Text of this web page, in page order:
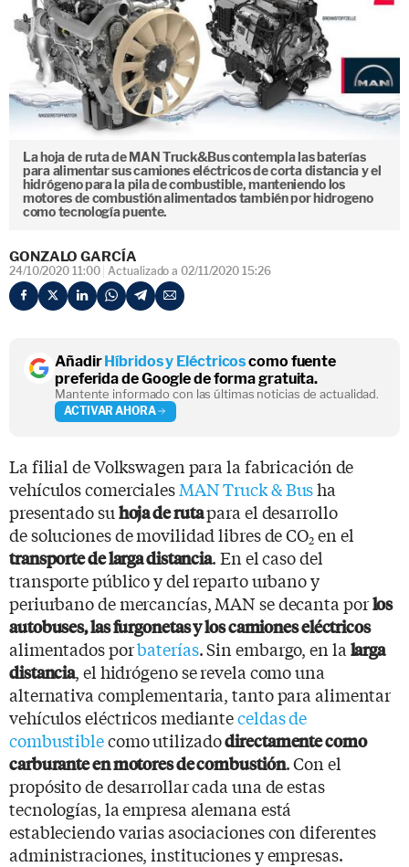
La hoja de ruta de MAN Truck&Bus contempla las baterías
para alimentar sus camiones eléctricos de corta distancia y el
hidrógeno para la pila de combustible, manteniendo los
motores de combustión alimentados también por hidrogeno
como tecnología puente.
GONZALO GARCÍA
24/10/2020 11:00 Actualizado a 02/11/2020 15:26
AñadirHíbridos y Eléctricoscomo fuente
preferida de Google de forma gratuita.
Mantente informado con las últimas noticias de actualidad.
ACTIVAR AHORA
La filial de Volkswagen para la fabricación de
vehículos comercialesMAN Truck & Busha
presentado su hoja de rutapara el desarrollo
de soluciones de movilidad libres de CO2 en el
transporte de larga distancia. En el caso del
transporte público y del reparto urbano y
periurbano de mercancías, MAN se decanta porlos
autobuses, las furgonetas y los camiones eléctricos
alimentados porbaterías. Sin embargo, en la larga
distancia, el hidrógeno se revela como una
alternativa complementaria, tanto para alimentar
vehículos eléctricos medianteceldas de
combustiblecomo utilizadodirectamente como
carburante en motores de combustión. Con el
propósito de desarrollar cada una de estas
tecnologías, la empresa alemana está
estableciendo varias asociaciones con diferentes
administraciones, instituciones y empresas.